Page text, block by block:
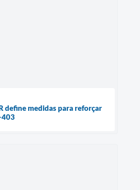
define medidas para reforçar
403